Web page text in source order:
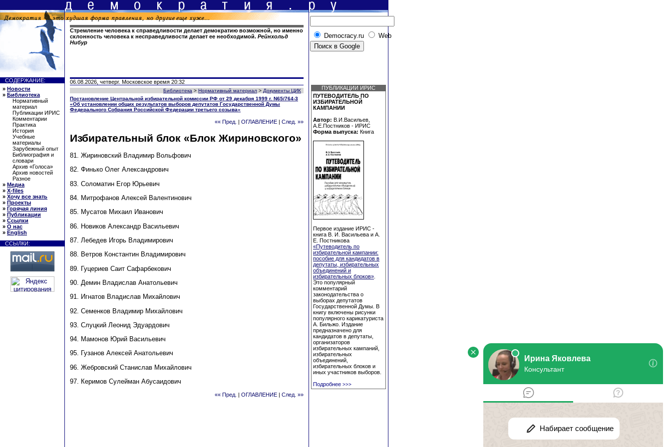
Стремление человека к справедливости делает демократию возможной, но именно
склонность человека к несправедливости делает ее необходимой. Рейнхольд
Нибур
Democracy.ru Web
СОДЕРЖАНИЕ:
» Новости
» Библиотека
Нормативный
материал
Публикации ИРИС
Комментарии
Практика
История
Учебные
материалы
Зарубежный опыт
Библиография и
словари
Архив «Голоса»
Архив новостей
Разное
» Медиа
» X-files
» Хочу все знать
» Проекты
» Горячая линия
» Публикации
» Ссылки
» О нас
» English
ССЫЛКИ:
06.08.2026, четверг. Московское время 20:32
Библиотека > Нормативный материал > Документы ЦИК
Постановление Центральной избирательной комиссии РФ от 29 декабря 1999 г. N65/764-3
«Об установлении общих результатов выборов депутатов Государственной Думы
Федерального Собрания Российской Федерации третьего созыва»
«« Пред. ОГЛАВЛЕНИЕ След. »»
Избирательный блок «Блок Жириновского»
81. Жириновский Владимир Вольфович
82. Финько Олег Александрович
83. Соломатин Егор Юрьевич
84. Митрофанов Алексей Валентинович
85. Мусатов Михаил Иванович
86. Новиков Александр Васильевич
87. Лебедев Игорь Владимирович
88. Ветров Константин Владимирович
89. Гуцериев Саит Сафарбекович
90. Демин Владислав Анатольевич
91. Игнатов Владислав Михайлович
92. Семенков Владимир Михайлович
93. Слуцкий Леонид Эдуардович
94. Мамонов Юрий Васильевич
95. Гузанов Алексей Анатольевич
96. Жебровский Станислав Михайлович
97. Керимов Сулейман Абусаидович
«« Пред. ОГЛАВЛЕНИЕ След. »»
ПУБЛИКАЦИИ ИРИС
ПУТЕВОДИТЕЛЬ ПО
ИЗБИРАТЕЛЬНОЙ
КАМПАНИИ
Автор: В.И.Васильев,
А.Е.Постников - ИРИС
Форма выпуска: Книга
Первое издание ИРИС -
книга В. И. Васильева и А.
Е. Постникова
«Путеводитель по
избирательной кампании:
пособие для кандидатов в
депутаты, избирательных
объединений и
избирательных блоков»
Это популярный
комментарий
законодательства о
выборах депутатов
Государственной Думы. В
книгу включены рисунки
популярного карикатуриста
А. Бильжо. Издание
предназначено для
кандидатов в депутаты,
организаторов
избирательных кампаний,
избирательных
объединений,
избирательных блоков и
иных участников выборов.
Подробнее >>>